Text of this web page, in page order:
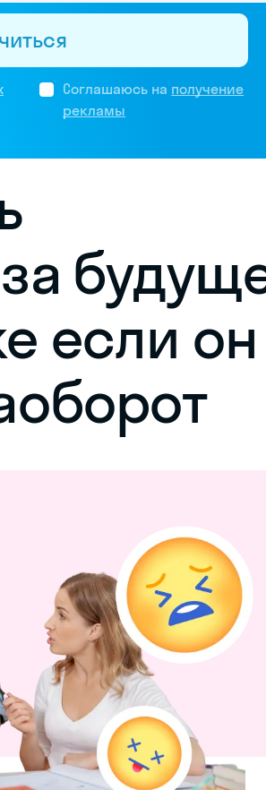
Соглашаюсь на получение
рекламы
если он